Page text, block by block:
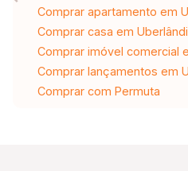
Comprar apartamento em
Comprar casa em
Comprar imóvel comercial
Comprar lançamentos em
Comprar com Permuta